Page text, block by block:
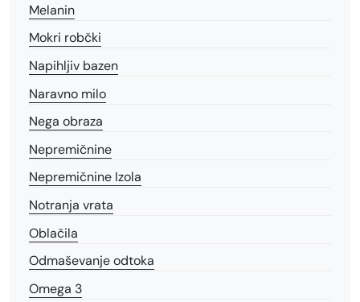
Melanin
Mokri robčki
Napihljiv bazen
Naravno milo
Nega obraza
Nepremičnine
Nepremičnine Izola
Notranja vrata
Oblačila
Odmaševanje odtoka
Omega 3